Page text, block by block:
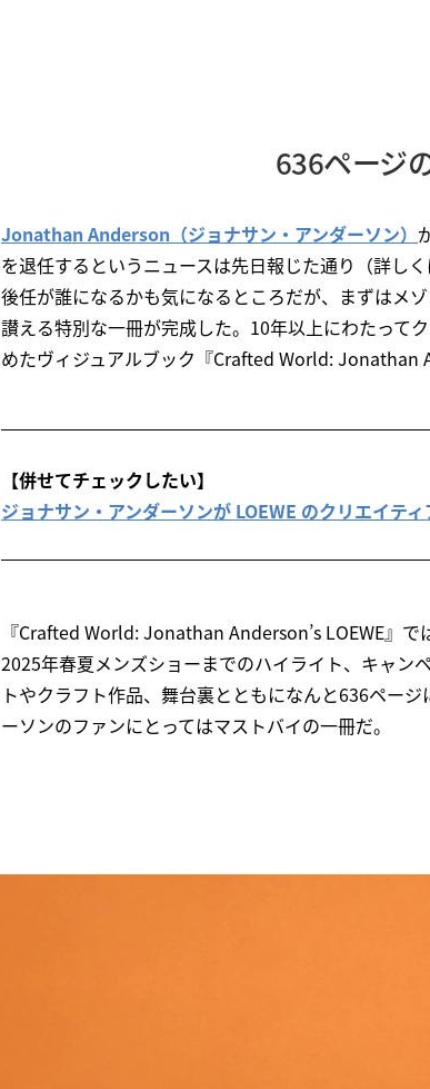
636ページ
Jonathan Anderson（ジョナサン・アンダーソン）
を退任するというニュースは先日報じた通り（詳し
後任が誰になるかも気になるところだが、まずはメ
讃える特別な一冊が完成した。10年以上にわたって
めたヴィジュアルブック『Crafted World: Jonathan
【併せてチェックしたい】
ジョナサン・アンダーソンが LOEWE のクリエイテ
『Crafted World: Jonathan Anderson’s LOEWE』
2025年春夏メンズショーまでのハイライト、キャン
トやクラフト作品、舞台裏とともになんと636ペー
ーソンのファンにとってはマストバイの一冊だ。